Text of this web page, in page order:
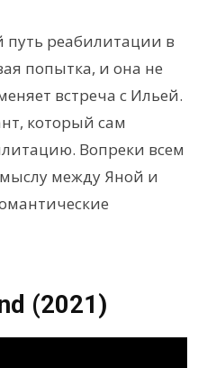
реабилитации в
попытка, и она не
встреча с Ильей.
который сам
Вопреки всем
между Яной и
(2021)